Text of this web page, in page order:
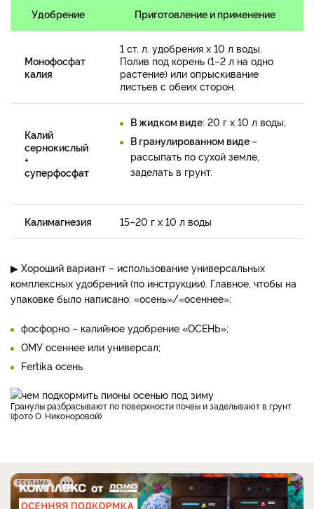
Удобрение Приготовление и применение
Монофосфат
калия
1 ст. л. удобрения х 10 л воды.
Полив под корень (1–2 л на одно
растение) или опрыскивание
листьев с обеих сторон.
Калий
сернокислый
+
суперфосфат
В жидком виде: 20 г х 10 л воды;
В гранулированном виде–
рассыпать по сухой земле,
заделать в грунт.
Калимагнезия 15–20 г х 10 л воды
▶ Хороший вариант – использование универсальных
комплексных удобрений (по инструкции). Главное, чтобы на
упаковке было написано: «осень»/«осеннее»:
фосфорно – калийное удобрение «ОСЕНЬ»;
ОМУ осеннее или универсал;
Fertika осень.
Гранулы разбрасывают по поверхности почвы и заделывают в грунт
(фото О. Никоноровой)
РЕКЛАМА